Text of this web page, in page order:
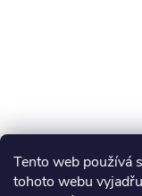
Tento web používá
tohoto webu